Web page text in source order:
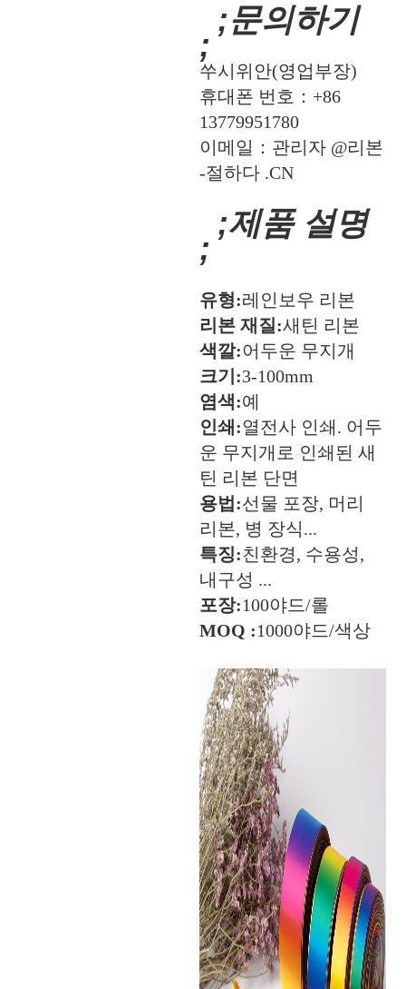
;문의하기
;
쑤시위안(영업부장)
휴대폰 번호：+86
13779951780
이메일：관리자 @리본
-절하다 .CN
;제품 설명
;
유형:레인보우 리본
리본 재질:새틴 리본
색깔:어두운 무지개
크기:3-100mm
염색:예
인쇄:열전사 인쇄. 어두
운 무지개로 인쇄된 새
틴 리본 단면
용법:선물 포장, 머리
리본, 병 장식...
특징:친환경, 수용성,
내구성 ...
포장:100야드/롤
MOQ :1000야드/색상